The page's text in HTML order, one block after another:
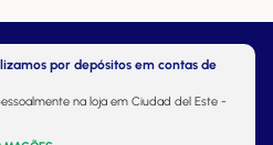
por depósitos em contas de
na loja em Ciudad del Este -